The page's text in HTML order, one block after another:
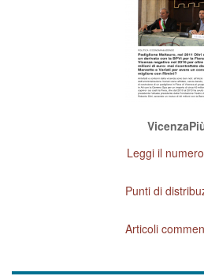
Leggi il
Punti di
Articoli